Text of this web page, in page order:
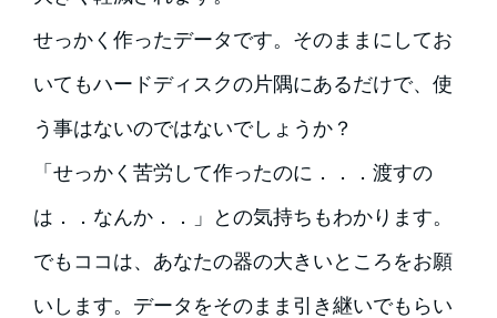
せっかく作ったデータです。そのままにしてお
いてもハードディスクの片隅にあるだけで、使
う事はないのではないでしょうか？
「せっかく苦労して作ったのに．．．渡すの
は．．なんか．．」との気持ちもわかります。
でもココは、あなたの器の大きいところをお願
いします。データをそのまま引き継いでもらい